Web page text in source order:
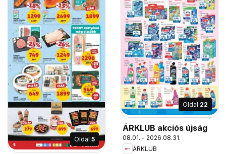
Oldal 5
Oldal 22
ÁRKLUB akciós újság
08.01. - 2026.08.31.
ÁRKLUB